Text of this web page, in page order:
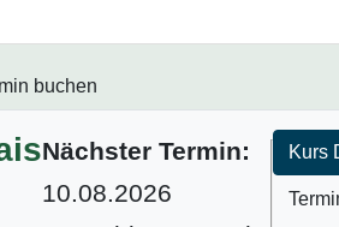
buchen
Nächster Termin:
10.08.2026
Kurs